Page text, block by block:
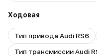
Ходовая
Тип привода Audi RS6
Тип трансмиссии Audi